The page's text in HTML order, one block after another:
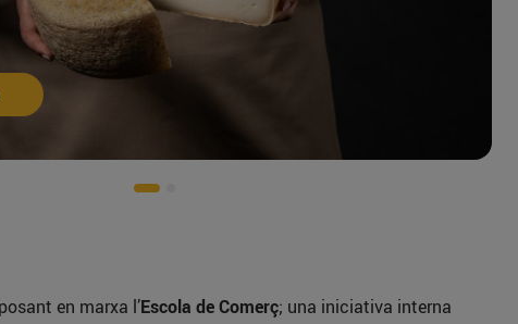
en marxa l’Escola de Comerç; una iniciativa interna